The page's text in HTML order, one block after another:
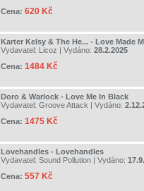
Cena: 620 Kč
Karter Kelsy & The He... - Love Made
Vydavatel: Licoz | Vydáno: 28.2.2025
Cena: 1484 Kč
Doro & Warlock - Love Me In Black
Vydavatel: Groove Attack | Vydáno:
Cena: 1475 Kč
Lovehandles - Lovehandles
Vydavatel: Sound Pollution | Vydáno:
Cena: 557 Kč